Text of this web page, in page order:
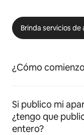
Brinda servicios
¿Cómo
Si publico mi
¿tengo que
entero?